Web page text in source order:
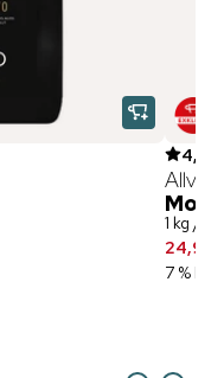
4,8
1 kg /
24,90
7 %